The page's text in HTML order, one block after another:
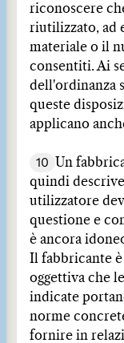
riconoscere
riutilizzato, ad
materiale o il
consentiti. Ai
dell'ordinanza
queste
applicano
10
Un
quindi
utilizzatore
questione e
è ancora
Il fabbricante
oggettiva che
indicate
norme
fornire in